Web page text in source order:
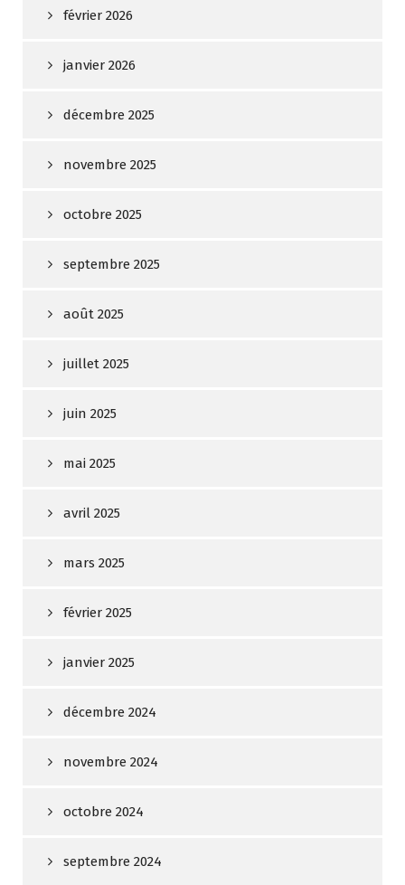
février 2026
janvier 2026
décembre 2025
novembre 2025
octobre 2025
septembre 2025
août 2025
juillet 2025
juin 2025
mai 2025
avril 2025
mars 2025
février 2025
janvier 2025
décembre 2024
novembre 2024
octobre 2024
septembre 2024